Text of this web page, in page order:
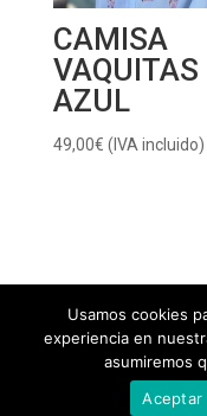
CAMISA
VAQUITAS
AZUL
49,00€ (IVA incluido)
Aviso Legal
Política de
Usamos cookies
experiencia en
asumiremos
Aceptar